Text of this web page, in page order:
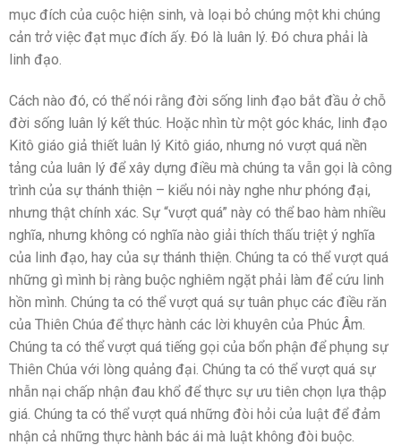
mục đích của cuộc hiện sinh, và loại bỏ chúng một khi chúng
cản trở việc đạt mục đích ấy. Đó là luân lý. Đó chưa phải là
linh đạo.
Cách nào đó, có thể nói rằng đời sống linh đạo bắt đầu ở chỗ
đời sống luân lý kết thúc. Hoặc nhìn từ một góc khác, linh đạo
Kitô giáo giả thiết luân lý Kitô giáo, nhưng nó vượt quá nền
tảng của luân lý để xây dựng điều mà chúng ta vẫn gọi là công
trình của sự thánh thiện – kiểu nói này nghe như phóng đại,
nhưng thật chính xác. Sự “vượt quá” này có thể bao hàm nhiều
nghĩa, nhưng không có nghĩa nào giải thích thấu triệt ý nghĩa
của linh đạo, hay của sự thánh thiện. Chúng ta có thể vượt quá
những gì mình bị ràng buộc nghiêm ngặt phải làm để cứu linh
hồn mình. Chúng ta có thể vượt quá sự tuân phục các điều răn
của Thiên Chúa để thực hành các lời khuyên của Phúc Âm.
Chúng ta có thể vượt quá tiếng gọi của bổn phận để phụng sự
Thiên Chúa với lòng quảng đại. Chúng ta có thể vượt quá sự
nhẫn nại chấp nhận đau khổ để thực sự ưu tiên chọn lựa thập
giá. Chúng ta có thể vượt quá những đòi hỏi của luật để đảm
nhận cả những thực hành bác ái mà luật không đòi buộc.